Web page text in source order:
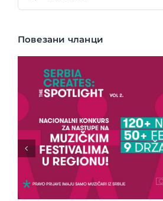
Повезани чланци